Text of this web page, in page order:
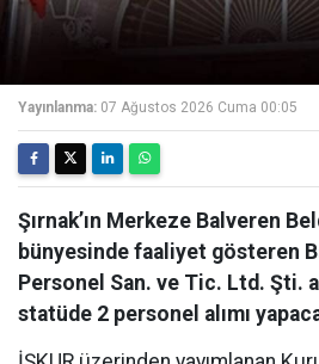
Yayınlanma: 07 Ağustos 2026 Cuma 00:05
Şırnak’ın Merkeze Balveren
bünyesinde faaliyet gösteren
Personel San. ve Tic. Ltd. Şti.
statüde 2 personel alımı